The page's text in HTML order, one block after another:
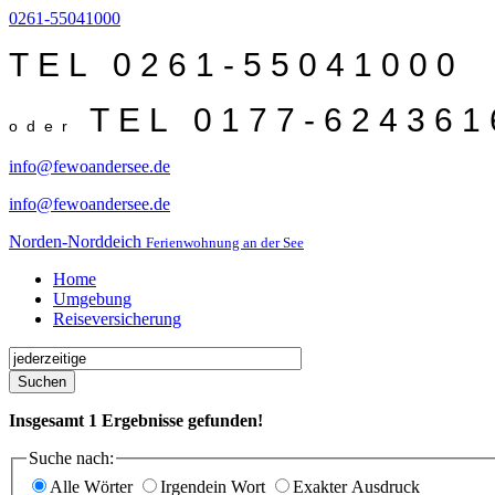
0261-55041000
TEL 0261-55041000
oder TEL 0177-
info@fewoandersee.de
info@fewoandersee.de
Norden-Norddeich Ferienwohnung an der See
Home
Umgebung
Reiseversicherung
Suchen
Insgesamt 1 Ergebnisse gefunden!
Suche nach:
Alle Wörter
Irgendein Wort Exakter Ausdruck